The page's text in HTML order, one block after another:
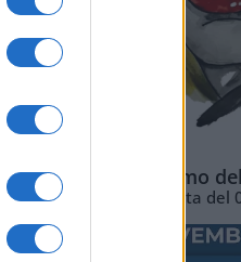
L'ottimismo
Vignetta